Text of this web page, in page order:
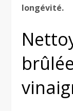
longévité.